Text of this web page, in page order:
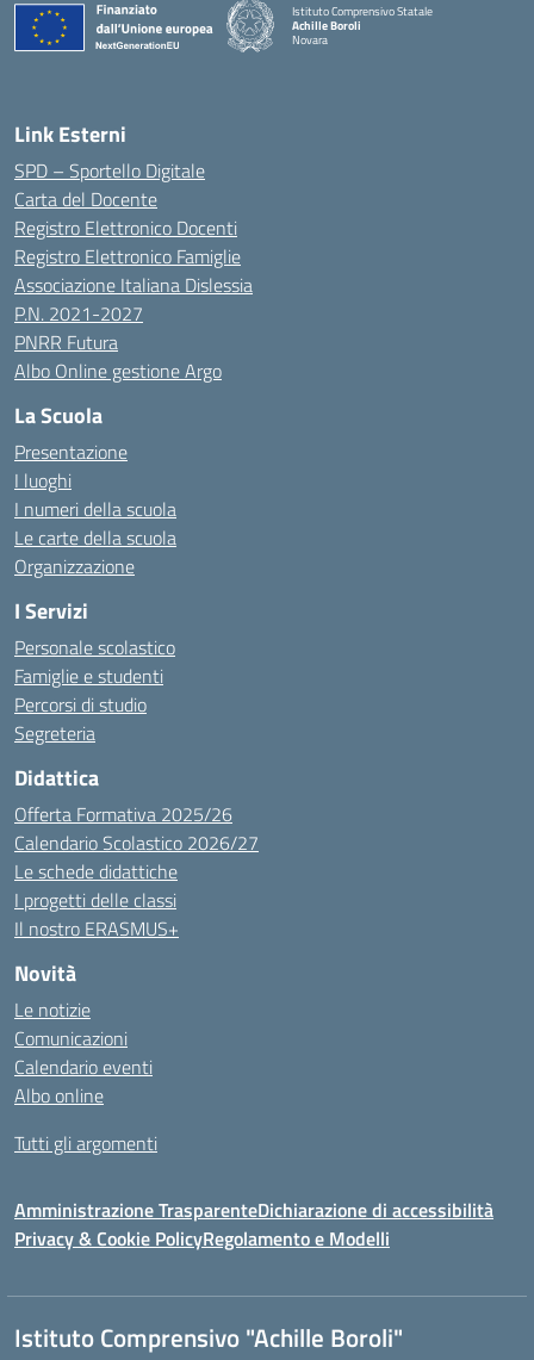
Istituto Comprensivo Statale
Achille Boroli
Novara
Link Esterni
SPD – Sportello Digitale
Carta del Docente
Registro Elettronico Docenti
Registro Elettronico Famiglie
Associazione Italiana Dislessia
P.N. 2021-2027
PNRR Futura
Albo Online gestione Argo
La Scuola
Presentazione
I luoghi
I numeri della scuola
Le carte della scuola
Organizzazione
I Servizi
Personale scolastico
Famiglie e studenti
Percorsi di studio
Segreteria
Didattica
Offerta Formativa 2025/26
Calendario Scolastico 2026/27
Le schede didattiche
I progetti delle classi
Il nostro ERASMUS+
Novità
Le notizie
Comunicazioni
Calendario eventi
Albo online
Tutti gli argomenti
Amministrazione TrasparenteDichiarazione di accessibilità
Privacy & Cookie PolicyRegolamento e Modelli
Istituto Comprensivo "Achille Boroli"